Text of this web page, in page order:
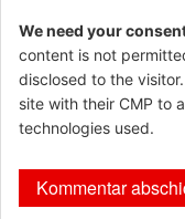
We need your
content is not
disclosed to the
site with their CMP to
technologies used.